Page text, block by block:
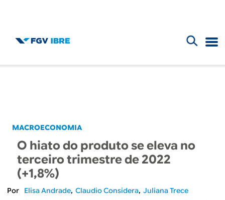
B
g
o
á
i
MACROECONOMIA
O hiato do produto se eleva no
terceiro trimestre de 2022
(+1,8%)
Elisa Andrade Claudio Considera Juliana Trece